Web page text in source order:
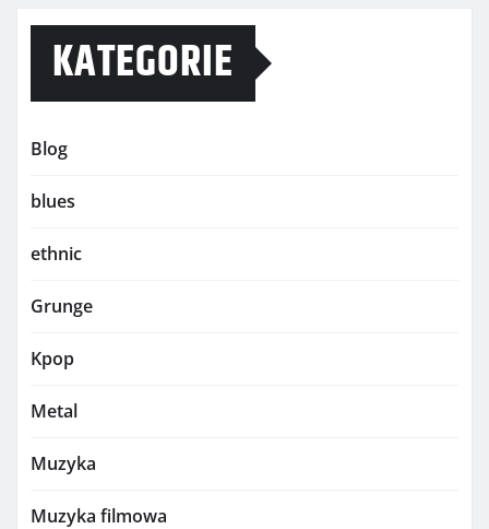
KATEGORIE
Blog
blues
ethnic
Grunge
Kpop
Metal
Muzyka
Muzyka filmowa